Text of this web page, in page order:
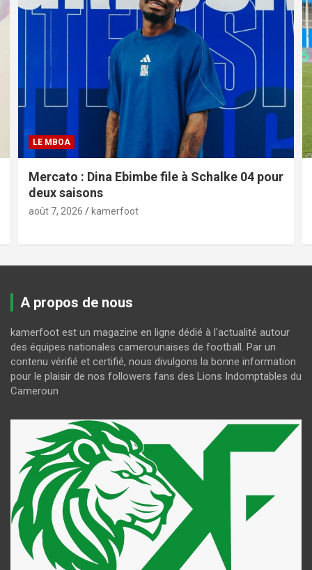
LE MBOA
Mercato : Dina Ebimbe file à Schalke 04 pour
deux saisons
août 7, 2026 kamerfoot
A propos de nous
kamerfoot est un magazine en ligne dédié à l'actualité autour
des équipes nationales camerounaises de football. Par un
contenu vérifié et certifié, nous divulgons la bonne information
pour le plaisir de nos followers fans des Lions Indomptables du
Cameroun